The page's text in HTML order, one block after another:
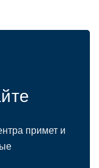
примет и